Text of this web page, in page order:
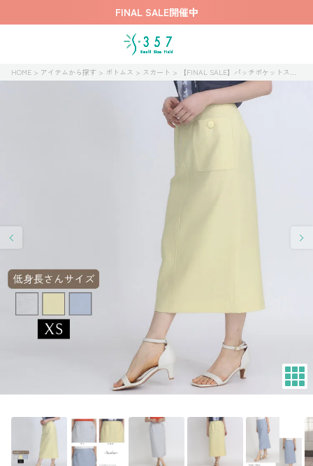
FINAL SALE開催中
HOME アイテムから探す ボトムス スカート 【FINAL SALE】パッチポケットスカート【再値下げ】